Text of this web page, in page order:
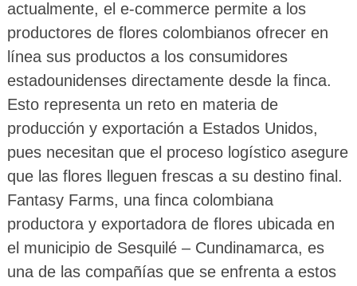
actualmente, el e-commerce permite a los
productores de flores colombianos ofrecer en
línea sus productos a los consumidores
estadounidenses directamente desde la finca.
Esto representa un reto en materia de
producción y exportación a Estados Unidos,
pues necesitan que el proceso logístico asegure
que las flores lleguen frescas a su destino final.
Fantasy Farms, una finca colombiana
productora y exportadora de flores ubicada en
el municipio de Sesquilé – Cundinamarca, es
una de las compañías que se enfrenta a estos